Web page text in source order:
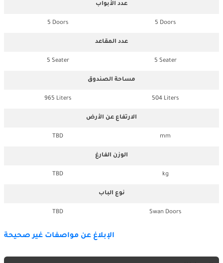
عدد الأبواب
5 Doors
5 Doors
عدد المقاعد
5 Seater
5 Seater
مساحة الصندوق
504 Liters
965 Liters
الارتفاع عن الأرض
mm
TBD
الوزن الفارغ
kg
TBD
نوع الباب
Swan Doors
TBD
الإبلاغ عن مواصفات غير صحيحة